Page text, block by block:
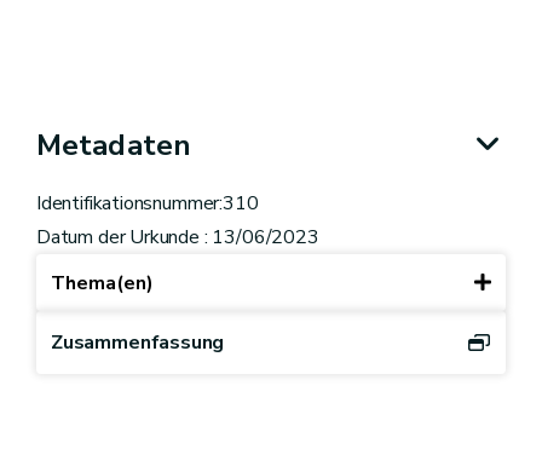
Metadaten
Identifikationsnummer:310
Datum der Urkunde : 13/06/2023
Thema(en)
Zusammenfassung